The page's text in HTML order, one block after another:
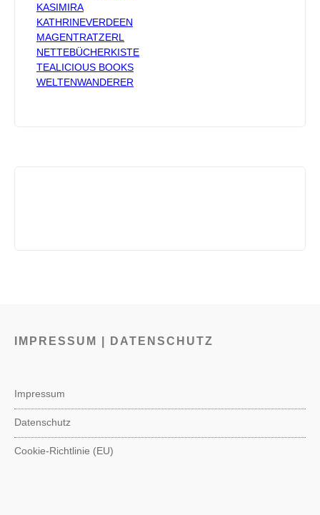
KASIMIRA
KATHRINEVERDEEN
MAGENTRATZERL
NETTEBÜCHERKISTE
TEALICIOUS BOOKS
WELTENWANDERER
IMPRESSUM | DATENSCHUTZ
Impressum
Datenschutz
Cookie-Richtlinie (EU)